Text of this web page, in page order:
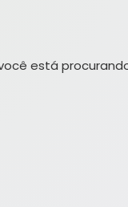
está